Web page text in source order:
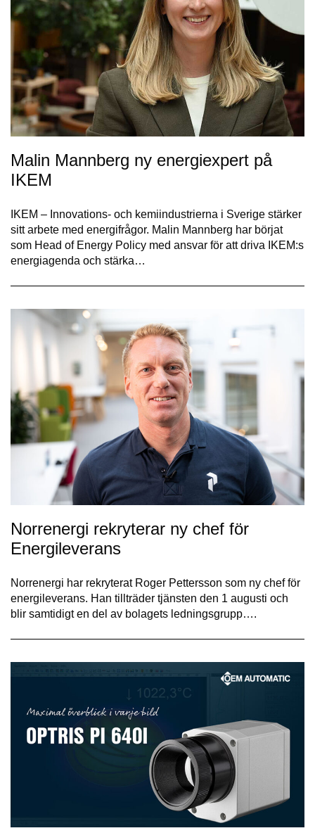
Malin Mannberg ny energiexpert på
IKEM
IKEM – Innovations- och kemiindustrierna i Sverige stärker
sitt arbete med energifrågor. Malin Mannberg har börjat
som Head of Energy Policy med ansvar för att driva IKEM:s
energiagenda och stärka…
Norrenergi rekryterar ny chef för
Energileverans
Norrenergi har rekryterat Roger Pettersson som ny chef för
energileverans. Han tillträder tjänsten den 1 augusti och
blir samtidigt en del av bolagets ledningsgrupp….